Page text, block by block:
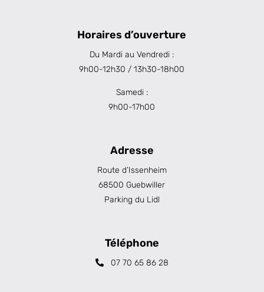
Horaires d’ouverture
Du Mardi au Vendredi :
9h00-12h30 / 13h30-18h00
Samedi :
9h00-17h00
Adresse
Route d’Issenheim
68500 Guebwiller
Parking du Lidl
Téléphone
07 70 65 86 28